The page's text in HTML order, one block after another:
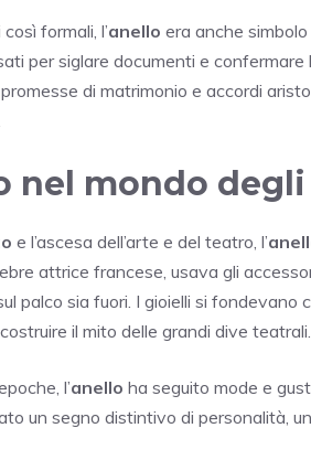
formali, l’anello era anche simbolo
per siglare documenti e
di matrimonio e accordi
nel mondo
e l’ascesa dell’arte e del teatro, l’
attrice francese, usava gli
palco sia fuori. I gioielli si
il mito delle grandi dive teatrali.
l’anello ha seguito mode e
un segno distintivo di personalità,